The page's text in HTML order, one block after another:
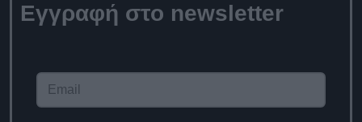
Εγγραφή στο newsletter